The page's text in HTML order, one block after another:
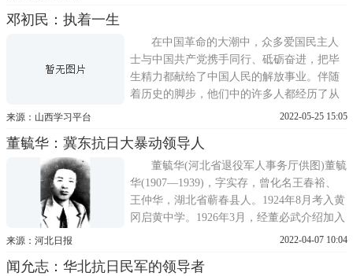
然，叭传来一声枪响，黄全德一惊，他知道
这是报警枪声，所耽心
邓初民：执着一生
在中国革命的大潮中，众多爱国民主人
士与中国共产党携手同行、砥砺奋进，把毕
生精力都献给了中国人民的解放事业。伴随
着历史的脚步，他们中的许多人都经历了从
爱国主义者到民主主义者，再到共产主义者
民，1889年10月20日出生在湖北省石首县。
父亲邓克俭在家乡做塾师兼中医。邓初民刚
满5岁，就在父亲开办的
来源：山西学习平台 2022-05-25 15:05
董毓华：冀东抗日大暴动领导人
董毓华(河北省退役军人事务厅供图)董毓
华(1907—1939)，字实存，曾化名王春裕、
王仲华，湖北省蕲春县人。1924年8月考入黄
冈启黄中学。1926年3月，经董必武介绍加入
中国共产党。大革命时期，在湖北武汉组织
昌湖北省立师范学校。1933年秋，考入北平
来源：河北日报 2022-04-07 10:04
闻允志：华北抗日民军的领导者